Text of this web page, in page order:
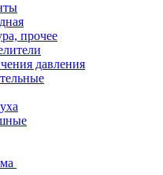
прочее
давления